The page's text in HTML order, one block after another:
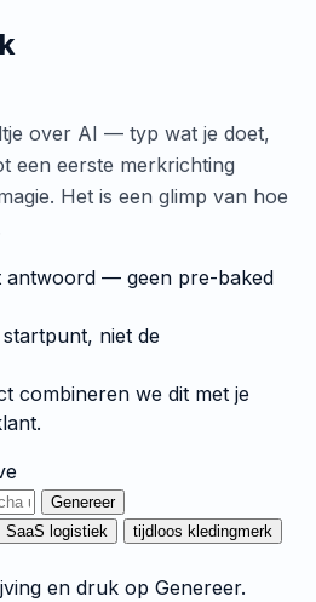
over AI — typ wat je doet,
een eerste merkrichting
Het is een glimp van hoe
antwoord — geen pre-baked
niet de
combineren we dit met je
Genereer
SaaS logistiek tijdloos kledingmerk
en druk op Genereer.